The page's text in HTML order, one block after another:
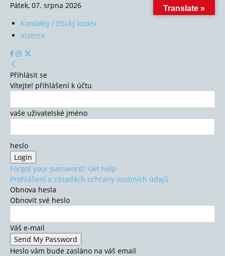
Pátek, 07. srpna 2026
Kontakty / Etický kodex
Inzerce
Přihlásit se
Vítejte! přihlášení k účtu
vaše uživatelské jméno
heslo
Forgot your password? Get help
Prohlášení o zásadách ochrany osobních údajů
Obnova hesla
Obnovit své heslo
Váš e-mail
Heslo vám bude zasláno na váš email
Translate »